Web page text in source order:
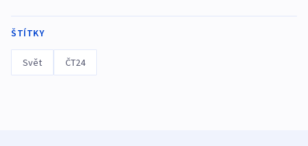
ŠTÍTKY
Svět ČT24